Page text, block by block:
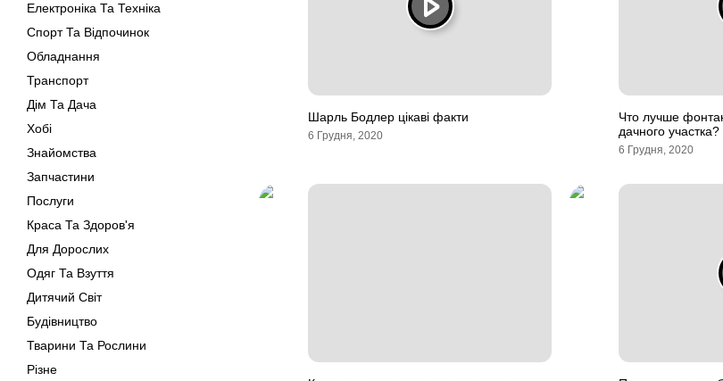
Електроніка Та Техніка
Спорт Та Відпочинок
Обладнання
Транспорт
Дім Та Дача
Хобі
Знайомства
Запчастини
Послуги
Краса Та Здоров'я
Для Дорослих
Одяг Та Взуття
Дитячий Світ
Будівництво
Тварини Та Рослини
Різне
Шарль Бодлер цікаві факти
6 Грудня, 2020
Что лучше
дачного участка?
6 Грудня, 2020